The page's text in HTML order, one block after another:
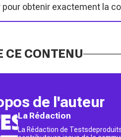
pour obtenir exactement la
CE CONTENU
de l'auteur
La Rédaction
La Rédaction de